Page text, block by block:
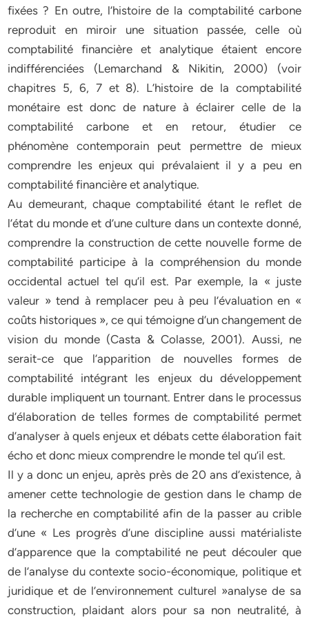
fixées ? En outre, l’histoire de la comptabilité carbone
reproduit en miroir une situation passée, celle où
comptabilité financière et analytique étaient encore
indifférenciées (Lemarchand & Nikitin, 2000) (voir
chapitres 5, 6, 7 et 8). L’histoire de la comptabilité
monétaire est donc de nature à éclairer celle de la
comptabilité carbone et en retour, étudier ce
phénomène contemporain peut permettre de mieux
comprendre les enjeux qui prévalaient il y a peu en
comptabilité financière et analytique.
Au demeurant, chaque comptabilité étant le reflet de
l’état du monde et d’une culture dans un contexte donné,
comprendre la construction de cette nouvelle forme de
comptabilité participe à la compréhension du monde
occidental actuel tel qu’il est. Par exemple, la « juste
valeur » tend à remplacer peu à peu l’évaluation en «
coûts historiques », ce qui témoigne d’un changement de
vision du monde (Casta & Colasse, 2001). Aussi, ne
serait-ce que l’apparition de nouvelles formes de
comptabilité intégrant les enjeux du développement
durable impliquent un tournant. Entrer dans le processus
d’élaboration de telles formes de comptabilité permet
d’analyser à quels enjeux et débats cette élaboration fait
écho et donc mieux comprendre le monde tel qu’il est.
Il y a donc un enjeu, après près de 20 ans d’existence, à
amener cette technologie de gestion dans le champ de
la recherche en comptabilité afin de la passer au crible
d’une « Les progrès d’une discipline aussi matérialiste
d’apparence que la comptabilité ne peut découler que
de l’analyse du contexte socio-économique, politique et
juridique et de l’environnement culturel »analyse de sa
construction, plaidant alors pour sa non neutralité, à